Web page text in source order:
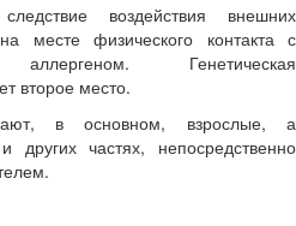
воздействия внешних
месте физического контакта с
Генетическая
второе место.
в основном, взрослые, а
частях, непосредственно